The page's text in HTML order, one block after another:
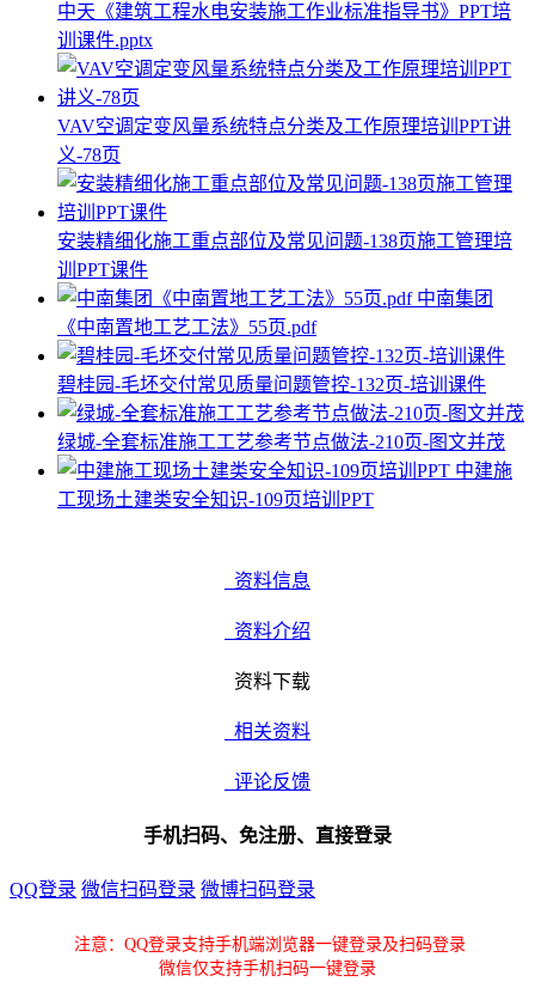
中天《建筑工程水电安装施工作业标准指导书》PPT培
训课件.pptx
VAV空调定变风量系统特点分类及工作原理培训PPT讲
义-78页
安装精细化施工重点部位及常见问题-138页施工管理培
训PPT课件
中南集团
《中南置地工艺工法》55页.pdf
碧桂园-毛坯交付常见质量问题管控-132页-培训课件
绿城-全套标准施工工艺参考节点做法-210页-图文并茂
中建施
工现场土建类安全知识-109页培训PPT
资料信息
资料介绍
资料下载
相关资料
评论反馈
手机扫码、免注册、直接登录
QQ登录 微信扫码登录 微博扫码登录
注意：QQ登录支持手机端浏览器一键登录及扫码登录
微信仅支持手机扫码一键登录